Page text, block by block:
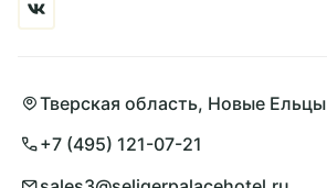
Тверская область, Новые Ельцы
+7 (495) 121-07-21